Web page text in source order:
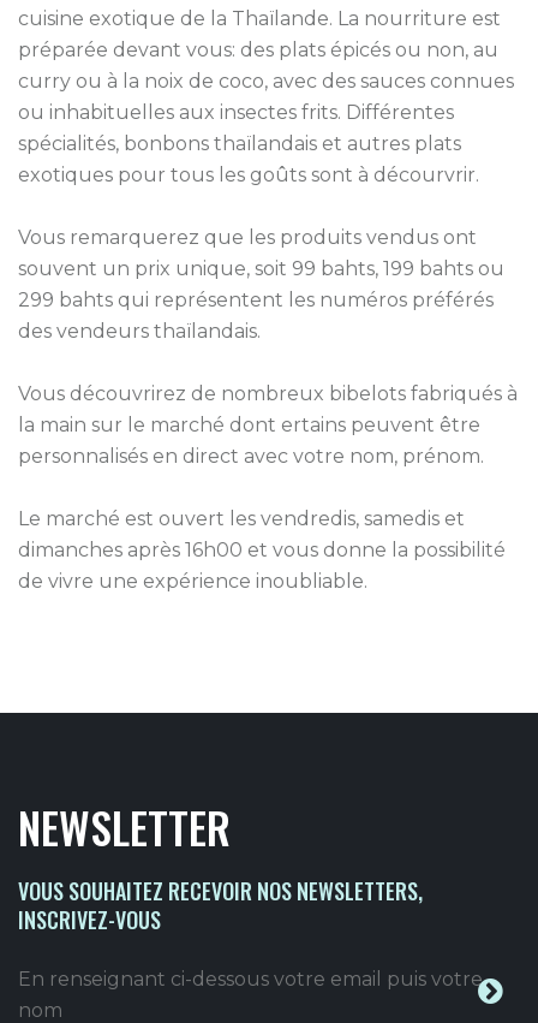
cuisine exotique de la Thaïlande. La nourriture est
préparée devant vous: des plats épicés ou non, au
curry ou à la noix de coco, avec des sauces connues
ou inhabituelles aux insectes frits. Différentes
spécialités, bonbons thaïlandais et autres plats
exotiques pour tous les goûts sont à décourvrir.
Vous remarquerez que les produits vendus ont
souvent un prix unique, soit 99 bahts, 199 bahts ou
299 bahts qui représentent les numéros préférés
des vendeurs thaïlandais.
Vous découvrirez de nombreux bibelots fabriqués à
la main sur le marché dont ertains peuvent être
personnalisés en direct avec votre nom, prénom.
Le marché est ouvert les vendredis, samedis et
dimanches après 16h00 et vous donne la possibilité
de vivre une expérience inoubliable.
NEWSLETTER
VOUS SOUHAITEZ RECEVOIR NOS NEWSLETTERS,
INSCRIVEZ-VOUS
En renseignant ci-dessous votre email puis votre
nom